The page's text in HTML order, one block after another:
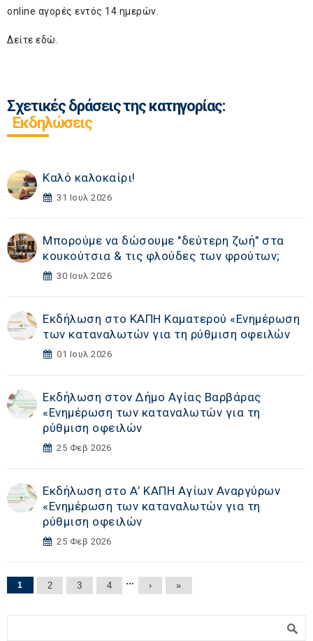
online αγορές εντός 14 ημερών.
Δείτε εδώ.
Σχετικές δράσεις της κατηγορίας:
Εκδηλώσεις
Καλό καλοκαίρι!
31 Ιουλ 2026
Μπορούμε να δώσουμε "δεύτερη ζωή" στα
κουκούτσια & τις φλούδες των φρούτων;
30 Ιουλ 2026
Εκδήλωση στο ΚΑΠΗ Καματερού «Eνημέρωση
των καταναλωτών για τη ρύθμιση οφειλών
01 Ιουλ 2026
Εκδήλωση στoν Δήμο Αγίας Βαρβάρας
«Eνημέρωση των καταναλωτών για τη
ρύθμιση οφειλών
25 Φεβ 2026
Εκδήλωση στο Α’ ΚΑΠΗ Αγίων Αναργύρων
«Eνημέρωση των καταναλωτών για τη
ρύθμιση οφειλών
25 Φεβ 2026
Σελίδες
1 2 3 4 … › »